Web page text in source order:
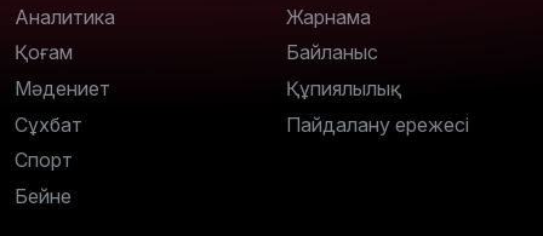
Аналитика
Қоғам
Мәдениет
Сұхбат
Спорт
Бейне
Жарнама
Байланыс
Құпиялылық
Пайдалану ережесі